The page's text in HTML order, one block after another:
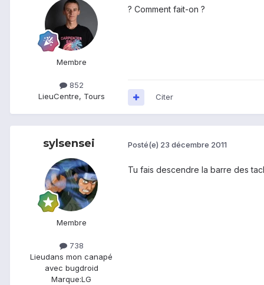
Membre
852
LieuCentre, Tours
? Comment fait-on ?
Citer
sylsensei
Membre
738
Lieudans mon canapé
avec bugdroid
Marque:LG
Posté(e) 23 décembre 2011
Tu fais descendre la barre des